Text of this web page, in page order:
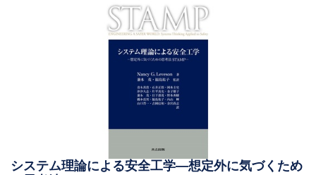
システム理論による安全工学―想定外に気づくため